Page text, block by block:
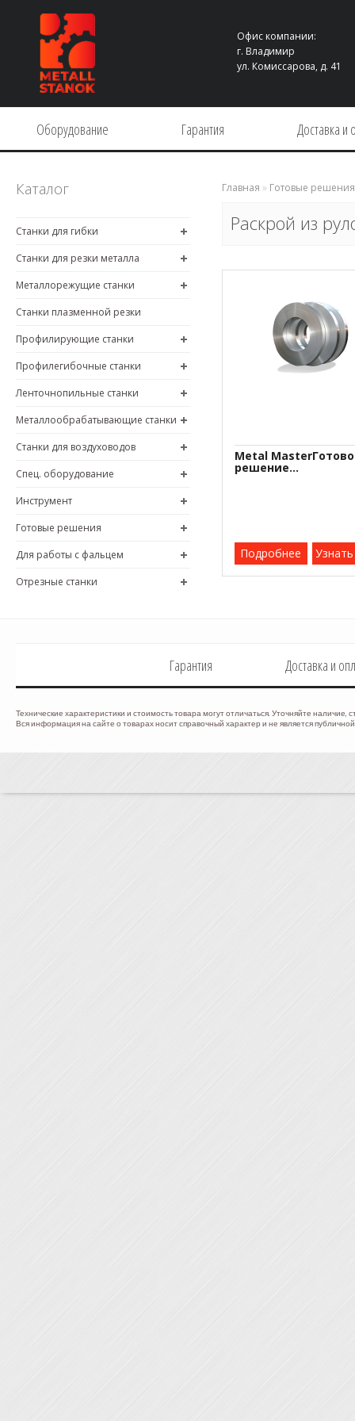
Офис компании:
г. Владимир
ул. Комиссарова, д. 41
Оборудование Гарантия Доставка и
Каталог
Станки для гибки
Станки для резки металла
Металлорежущие станки
Станки плазменной резки
Профилирующие станки
Профилегибочные станки
Ленточнопильные станки
Металлообрабатывающие станки
Станки для воздуховодов
Спец. оборудование
Инструмент
Готовые решения
Для работы с фальцем
Отрезные станки
Главная » Готовые решения
Раскрой из
Metal
решение...
Подробнее
Гарантия Доставка и
Технические характеристики и стоимость товара могут отличаться. Уточняйте наличие,
Вся информация на сайте о товарах носит справочный характер и не является